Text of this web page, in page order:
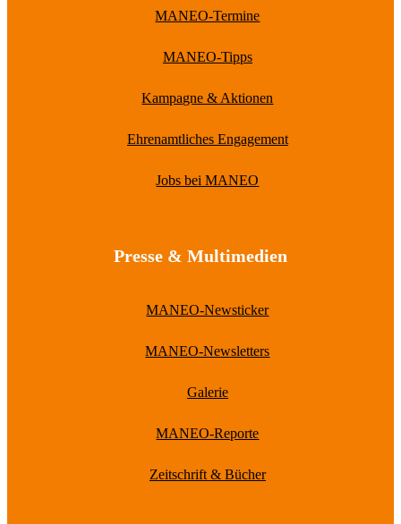
MANEO-Termine
MANEO-Tipps
Kampagne & Aktionen
Ehrenamtliches Engagement
Jobs bei MANEO
Presse & Multimedien
MANEO-Newsticker
MANEO-Newsletters
Galerie
MANEO-Reporte
Zeitschrift & Bücher